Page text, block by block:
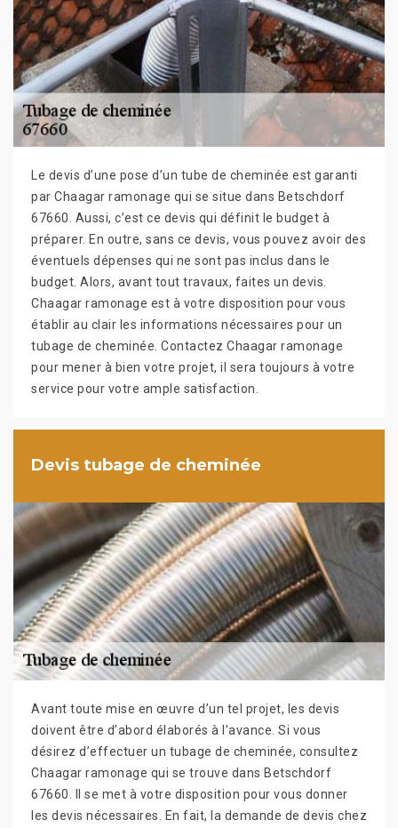
Le devis d’une pose d’un tube de cheminée est garanti
par Chaagar ramonage qui se situe dans Betschdorf
67660. Aussi, c’est ce devis qui définit le budget à
préparer. En outre, sans ce devis, vous pouvez avoir des
éventuels dépenses qui ne sont pas inclus dans le
budget. Alors, avant tout travaux, faites un devis.
Chaagar ramonage est à votre disposition pour vous
établir au clair les informations nécessaires pour un
tubage de cheminée. Contactez Chaagar ramonage
pour mener à bien votre projet, il sera toujours à votre
service pour votre ample satisfaction.
Devis tubage de cheminée
Avant toute mise en œuvre d’un tel projet, les devis
doivent être d’abord élaborés à l’avance. Si vous
désirez d’effectuer un tubage de cheminée, consultez
Chaagar ramonage qui se trouve dans Betschdorf
67660. Il se met à votre disposition pour vous donner
les devis nécessaires. En fait, la demande de devis chez